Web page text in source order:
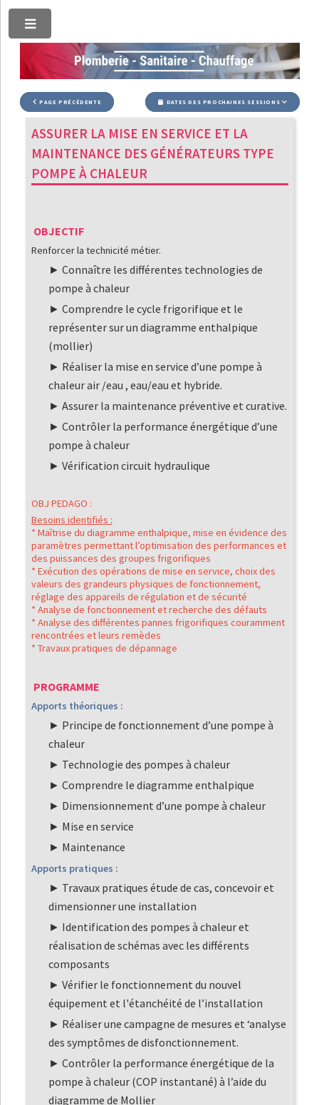
PAGE PRÉCÉDENTE DATES DES PROCHAINES SESSIONS
ASSURER LA MISE EN SERVICE ET LA
MAINTENANCE DES GÉNÉRATEURS TYPE
POMPE À CHALEUR
OBJECTIF
Renforcer la technicité métier.
Connaître les différentes technologies de
pompe à chaleur
Comprendre le cycle frigorifique et le
représenter sur un diagramme enthalpique
(mollier)
Réaliser la mise en service d’une pompe à
chaleur air /eau , eau/eau et hybride.
Assurer la maintenance préventive et curative.
Contrôler la performance énergétique d’une
pompe à chaleur
Vérification circuit hydraulique
OBJ PEDAGO :
Besoins identifiés :
* Maîtrise du diagramme enthalpique, mise en évidence des
paramètres permettant l’optimisation des performances et
des puissances des groupes frigorifiques
* Exécution des opérations de mise en service, choix des
valeurs des grandeurs physiques de fonctionnement,
réglage des appareils de régulation et de sécurité
* Analyse de fonctionnement et recherche des défauts
* Analyse des différentes pannes frigorifiques couramment
rencontrées et leurs remèdes
* Travaux pratiques de dépannage
PROGRAMME
Apports théoriques :
Principe de fonctionnement d’une pompe à
chaleur
Technologie des pompes à chaleur
Comprendre le diagramme enthalpique
Dimensionnement d’une pompe à chaleur
Mise en service
Maintenance
Apports pratiques :
Travaux pratiques étude de cas, concevoir et
dimensionner une installation
Identification des pompes à chaleur et
réalisation de schémas avec les différents
composants
Vérifier le fonctionnement du nouvel
équipement et l'étanchéité de l’installation
Réaliser une campagne de mesures et ‘analyse
des symptômes de disfonctionnement.
Contrôler la performance énergétique de la
pompe à chaleur (COP instantané) à l’aide du
diagramme de Mollier